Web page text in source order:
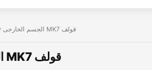
Body الجسم الخارجى MK7 قولف
Body الجسم الخارجى MK7 قولف